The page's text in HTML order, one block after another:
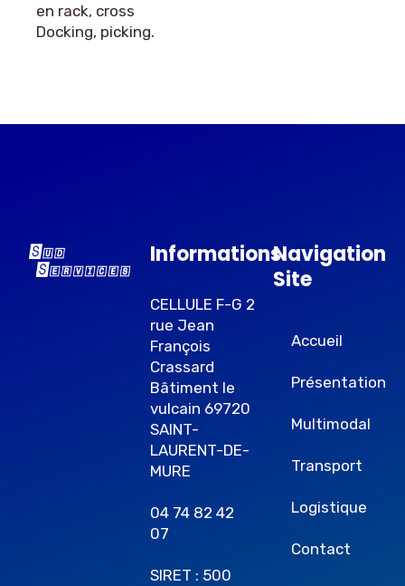
en rack, cross
Docking, picking.
Informations
CELLULE F-G 2
rue Jean
François
Crassard
Bâtiment le
vulcain 69720
SAINT-
LAURENT-DE-
MURE
04 74 82 42
07
SIRET : 500
Navigation
Site
Accueil
Présentation
Multimodal
Transport
Logistique
Contact